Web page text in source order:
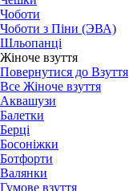
Чоботи
Чоботи з Піни (ЭВА)
Шльопанці
Жіноче взуття
Повернутися до Взуття
Все Жіноче взуття
Аквашузи
Балетки
Берці
Босоніжки
Ботфорти
Валянки
Гумове взуття